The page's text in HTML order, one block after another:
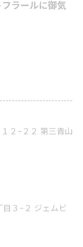
ラールに御気
２−２２ 第三青山
３−２ ジェムビ